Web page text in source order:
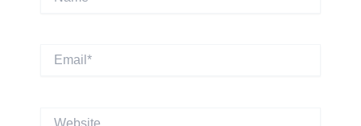
Email*
Website